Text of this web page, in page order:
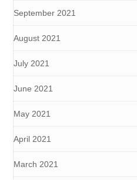
September 2021
August 2021
July 2021
June 2021
May 2021
April 2021
March 2021